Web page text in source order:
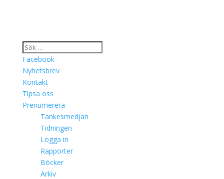
Facebook
Nyhetsbrev
Kontakt
Tipsa oss
Prenumerera
Tankesmedjan
Tidningen
Logga in
Rapporter
Böcker
Arkiv